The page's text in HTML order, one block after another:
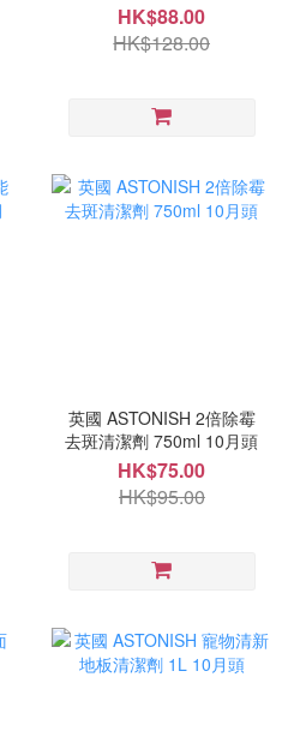
HK$88.00
HK$128.00
英國 ASTONISH 2倍除霉
去斑清潔劑 750ml 10月頭
HK$75.00
HK$95.00